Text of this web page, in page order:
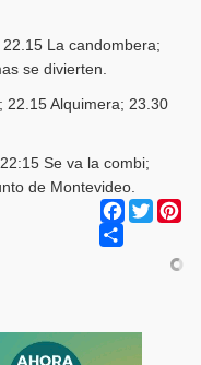
La candombera;
se divierten.
22.15 Alquimera; 23.30
Se va la combi;
de Montevideo.
Facebook
Twitter